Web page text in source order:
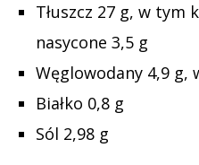
Tłuszcz 27 g, w tym
nasycone 3,5 g
Węglowodany 4,9 g,
Białko 0,8 g
Sól 2,98 g